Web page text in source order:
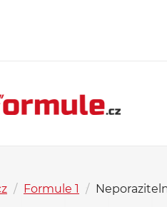
/ Formule 1 /